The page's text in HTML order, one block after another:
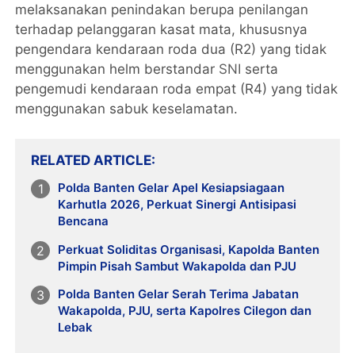
melaksanakan penindakan berupa penilangan
terhadap pelanggaran kasat mata, khususnya
pengendara kendaraan roda dua (R2) yang tidak
menggunakan helm berstandar SNI serta
pengemudi kendaraan roda empat (R4) yang tidak
menggunakan sabuk keselamatan.
RELATED ARTICLE
Polda Banten Gelar Apel Kesiapsiagaan
Karhutla 2026, Perkuat Sinergi Antisipasi
Bencana
Perkuat Soliditas Organisasi, Kapolda Banten
Pimpin Pisah Sambut Wakapolda dan PJU
Polda Banten Gelar Serah Terima Jabatan
Wakapolda, PJU, serta Kapolres Cilegon dan
Lebak